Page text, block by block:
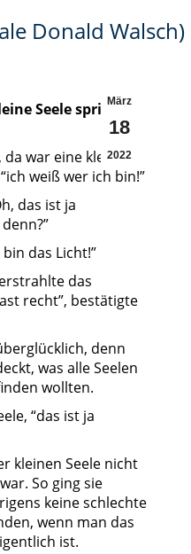
Donald Walsch)
März
18
2022
Seele spricht
war eine kleine
weiß wer ich bin!”
das ist ja
das Licht!”
das
recht”, bestätigte
denn
was alle Seelen
wollten.
“das ist ja
kleinen Seele nicht
So ging sie
keine schlechte
wenn man das
ist.